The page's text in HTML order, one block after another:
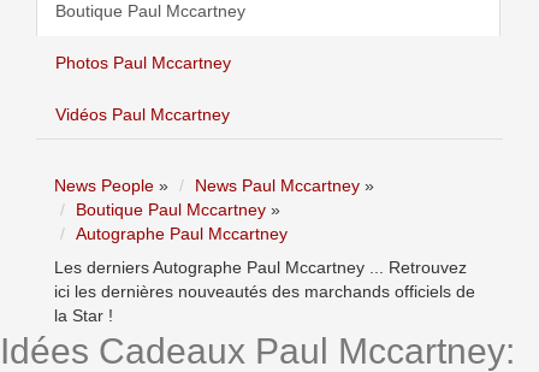
Boutique Paul Mccartney
Photos Paul Mccartney
Vidéos Paul Mccartney
News People » News Paul Mccartney »
Boutique Paul Mccartney »
Autographe Paul Mccartney
Les derniers Autographe Paul Mccartney ... Retrouvez
ici les dernières nouveautés des marchands officiels de
la Star !
Idées Cadeaux Paul Mccartney: